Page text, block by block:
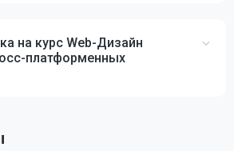
на курс Web-Дизайн
платформенных